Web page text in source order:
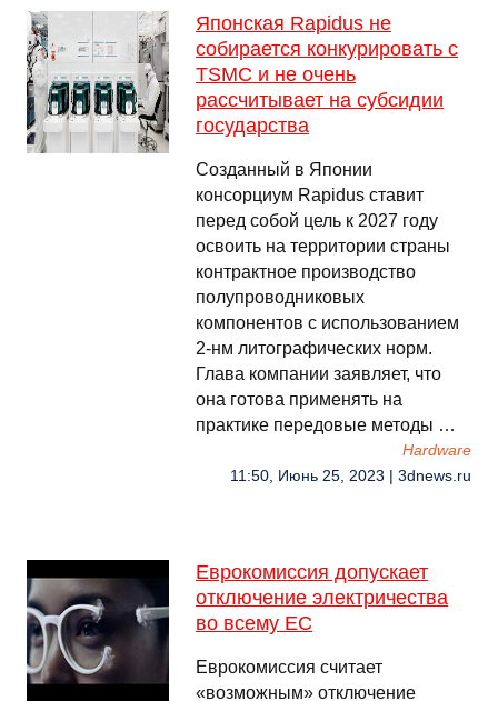
Японская Rapidus не
собирается конкурировать с
TSMC и не очень
рассчитывает на субсидии
государства
Созданный в Японии
консорциум Rapidus ставит
перед собой цель к 2027 году
освоить на территории страны
контрактное производство
полупроводниковых
компонентов с использованием
2-нм литографических норм.
Глава компании заявляет, что
она готова применять на
практике передовые методы …
Hardware
11:50, Июнь 25, 2023 | 3dnews.ru
Еврокомиссия допускает
отключение электричества
во всему ЕС
Еврокомиссия считает
«возможным» отключение